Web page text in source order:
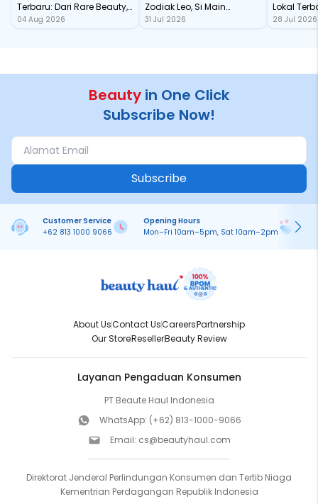
Terbaru: Dari Rare Beauty,
Sampai Rhode Skin, Super
04 Aug 2026
Zodiak Leo, Si Main
Character yang Selalu
31 Jul 2026
Lokal
dari
28 Jul 2026
Beauty in One Click
Subscribe Now!
Subscribe
Customer Service
+62 813 1000 9066
Opening Hours
Mon–Fri 10am–5pm, Sat 10am–2pm
About UsContact UsCareersPartnership
Our StoreResellerBeauty Review
Layanan Pengaduan Konsumen
PT Beaute Haul Indonesia
WhatsApp: (+62) 813-1000-9066
Email: cs@beautyhaul.com
Direktorat Jenderal Perlindungan Konsumen dan Tertib Niaga
Kementrian Perdagangan Republik Indonesia